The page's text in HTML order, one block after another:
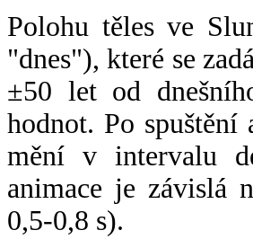
Polohu těles ve
"dnes"), které se
±50 let od
hodnot. Po spuštění
mění v intervalu
animace je závislá
0,5-0,8 s).